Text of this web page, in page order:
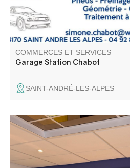
COMMERCES ET SERVICES
Garage Station Chabot
SAINT-ANDRÉ-LES-ALPES
On vous propose du pain, des
fougasses, de la pissaladière,